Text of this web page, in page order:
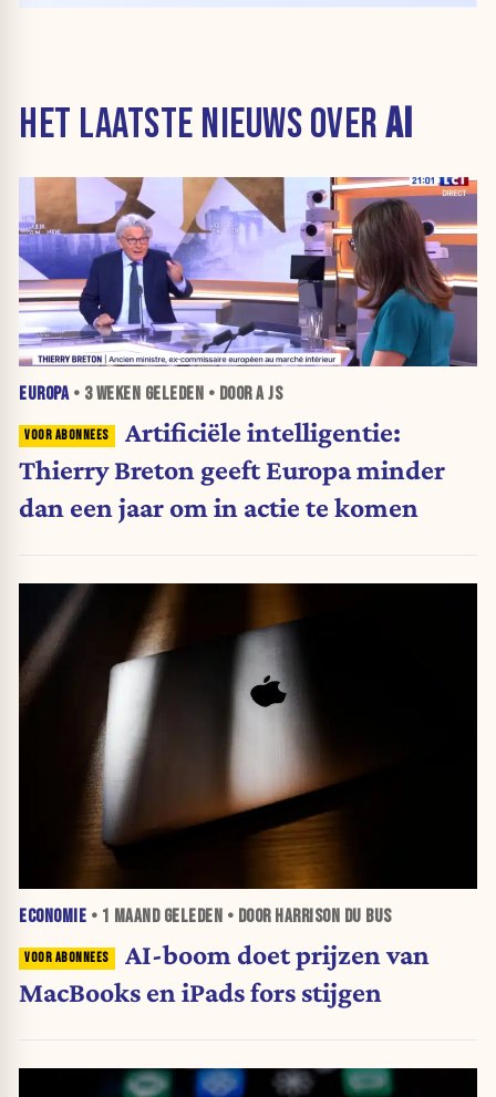
HET LAATSTE NIEUWS OVERAI
EUROPA• 3 WEKEN GELEDEN • DOOR A JS
Artificiële intelligentie:
Thierry Breton geeft Europa minder
dan een jaar om in actie te komen
ECONOMIE • 1 MAANDGELEDEN • DOOR HARRISON DU BUS
AI-boom doet prijzen van
MacBooks en iPads fors stijgen